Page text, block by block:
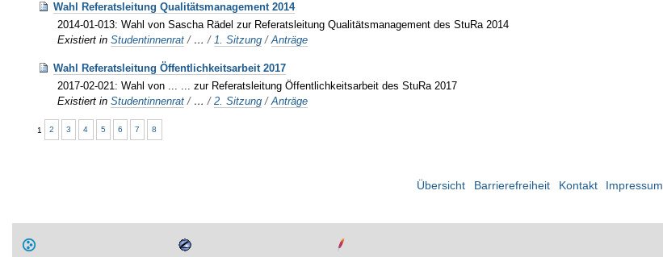
Wahl Referatsleitung Qualitätsmanagement 2014
2014-01-013: Wahl von Sascha Rädel zur Referatsleitung Qualitätsmanagement des StuRa 2014
Existiert in Studentinnenrat / …/1. Sitzung /Anträge
Wahl Referatsleitung Öffentlichkeitsarbeit 2017
2017-02-021: Wahl von ... ... zur Referatsleitung Öffentlichkeitsarbeit des StuRa 2017
Existiert in Studentinnenrat / …/2. Sitzung /Anträge
1 2 3 4 5 6 7 8
Übersicht Barrierefreiheit Kontakt Impressum